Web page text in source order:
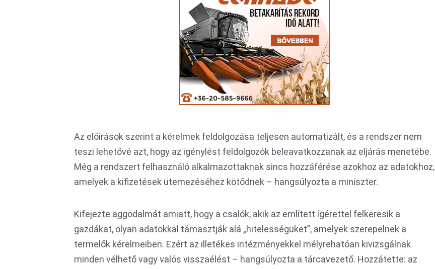
Az előírások szerint a kérelmek feldolgozása teljesen automatizált, és a rendszer nem
teszi lehetővé azt, hogy az igénylést feldolgozók beleavatkozzanak az eljárás menetébe.
Még a rendszert felhasználó alkalmazottaknak sincs hozzáférése azokhoz az adatokhoz,
amelyek a kifizetések ütemezéséhez kötődnek – hangsúlyozta a miniszter.
Kifejezte aggodalmát amiatt, hogy a csalók, akik az említett ígérettel felkeresik a
gazdákat, olyan adatokkal támasztják alá „hitelességüket”, amelyek szerepelnek a
termelők kérelmeiben. Ezért az illetékes intézményekkel mélyrehatóan kivizsgálnak
minden vélhető vagy valós visszaélést – hangsúlyozta a tárcavezető. Hozzátette: az